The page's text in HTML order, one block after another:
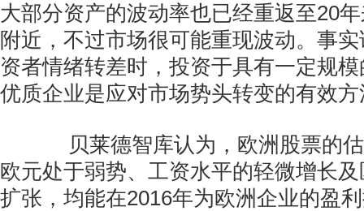
大部分资产的波动率也已经重返至20
附近，不过市场很可能重现波动。事
资者情绪转差时，投资于具有一定规
优质企业是应对市场势头转变的有效
贝莱德智库认为，欧洲股票的估
欧元处于弱势、工资水平的轻微增长
扩张，均能在2016年为欧洲企业的盈